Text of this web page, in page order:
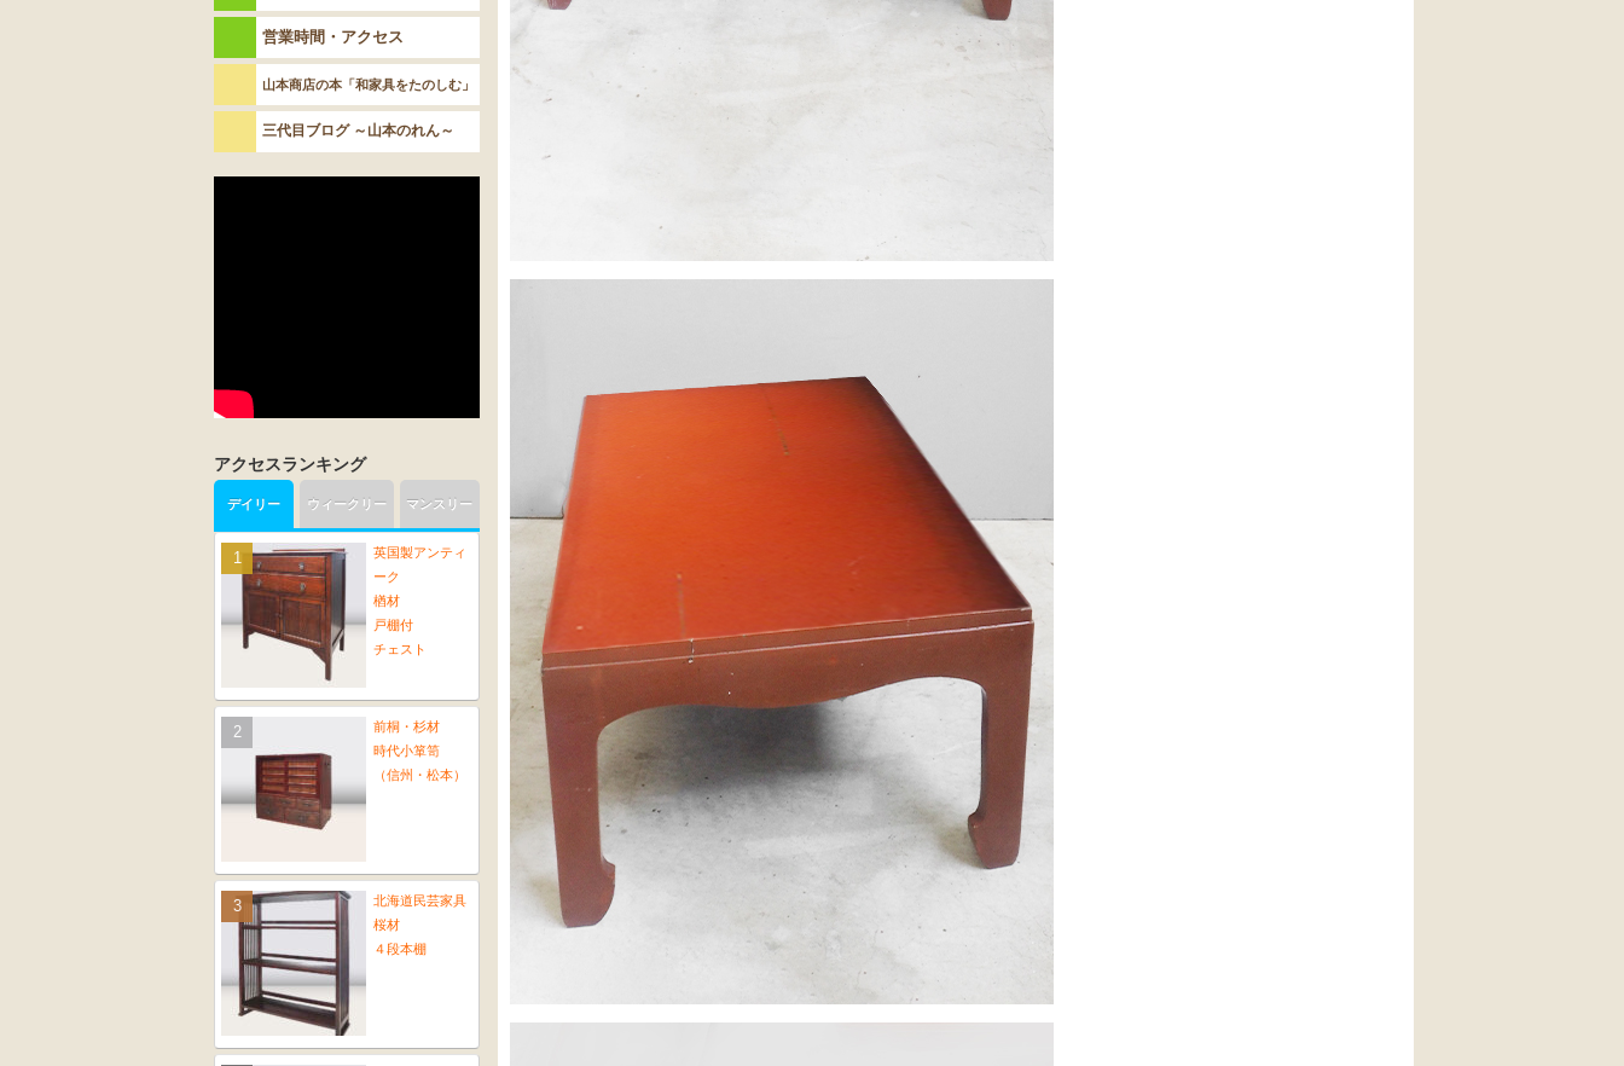
営業時間・アクセス
山本商店の本「和家具をたのしむ」
三代目ブログ ～山本のれん～
アクセスランキング
デイリー
英国製アンティ
ーク
楢材
戸棚付
チェスト
前桐・杉材
時代小箪笥
（信州・松本）
北海道民芸家具
桜材
４段本棚
ウィークリー マンスリー